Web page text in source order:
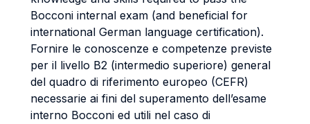
Bocconi internal exam (and beneficial for
international German language certification).
Fornire le conoscenze e competenze previste
per il livello B2 (intermedio superiore) general
del quadro di riferimento europeo (CEFR)
necessarie ai fini del superamento dell’esame
interno Bocconi ed utili nel caso di